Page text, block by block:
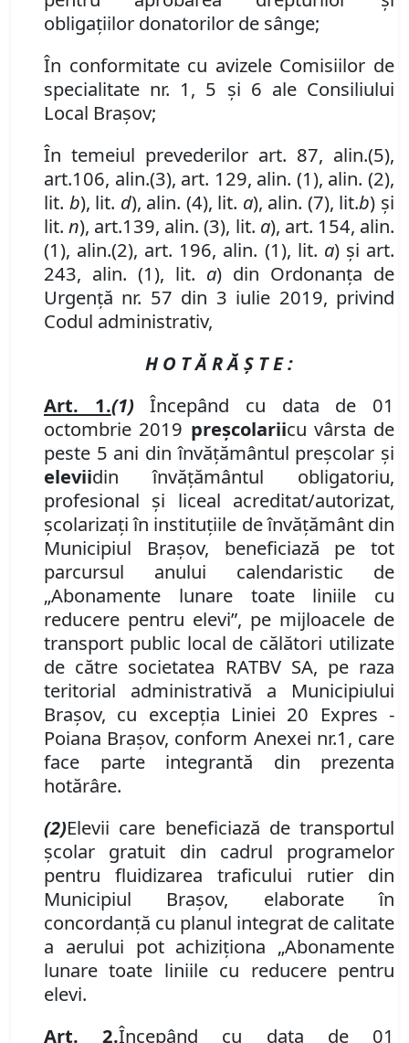
obligaţiilor donatorilor de sânge;
În conformitate cu avizele Comisiilor de
specialitate nr. 1, 5 și 6 ale Consiliului
Local Brașov;
În temeiul prevederilor art. 87, alin.(5),
art.106, alin.(3), art. 129, alin. (1), alin. (2),
lit. b), lit. d), alin. (4), lit. a), alin. (7), lit.b) şi
lit.n), art.139, alin. (3), lit. a), art. 154, alin.
(1), alin.(2), art. 196, alin. (1), lit. a) și art.
243, alin. (1), lit. a) din Ordonanța de
Urgență nr. 57 din 3 iulie 2019, privind
Codul administrativ,
H O T Ă R Ă Ş T E :
Art. 1.(1)Începând cu data de 01
octombrie 2019 preşcolariicu vârsta de
peste 5 ani din învăţământul preşcolar şi
eleviidinînvăţământul obligatoriu,
profesional şi liceal acreditat/autorizat,
şcolarizaţi în instituţiile de învăţământ din
Municipiul Braşov, beneficiază pe tot
parcursul anului calendaristic de
„Abonamente lunare toate liniile cu
reducere pentru elevi”, pe mijloacele de
transport public local de călători utilizate
de către societatea RATBV SA, pe raza
teritorial administrativă a Municipiului
Braşov, cu excepţia Liniei 20 Expres -
Poiana Braşov, conform Anexei nr.1, care
face parte integrantă din prezenta
hotărâre.
(2)Elevii care beneficiază de transportul
școlar gratuit din cadrul programelor
pentru fluidizarea traficului rutier din
Municipiul Braşov, elaborate în
concordanţă cu planul integrat de calitate
a aerului pot achiziţiona „Abonamente
lunare toate liniile cu reducere pentru
elevi.
Art.2.Începând cu data de 01